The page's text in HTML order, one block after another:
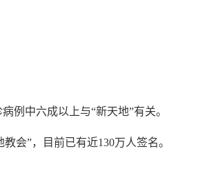
例中六成以上与“新天地”有关。
会”，目前已有近130万人签名。